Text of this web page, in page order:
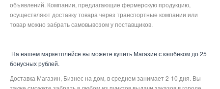
объявлений. Компании, предлагающие фермерскую продукцию,
осуществляют доставку товара через транспортные компании или
товар можно забрать самовывозом у поставщиков.
На нашем маркетплейсе вы можете купить Магазин с кэшбеком до 25
бонусных рублей.
Доставка Магазин, Бизнес на дом, в среднем занимает 2-10 дня. Вы